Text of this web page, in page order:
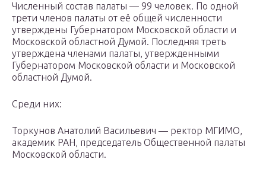
Численный состав палаты — 99 человек. По одной
трети членов палаты от её общей численности
утверждены Губернатором Московской области и
Московской областной Думой. Последняя треть
утверждена членами палаты, утвержденными
Губернатором Московской области и Московской
областной Думой.
Среди них:
Торкунов Анатолий Васильевич — ректор МГИМО,
академик РАН, председатель Общественной палаты
Московской области.